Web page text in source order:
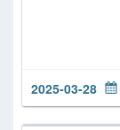
2025-03-28